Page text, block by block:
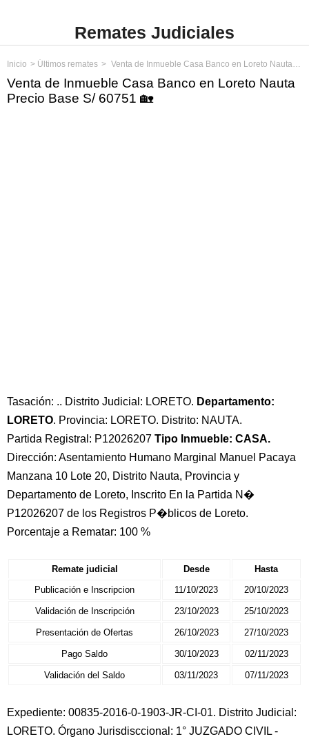
Remates Judiciales
Inicio Últimos remates Venta de Inmueble Casa Banco en Loreto Nauta Precio Base S/ 60751
Venta de Inmueble Casa Banco en Loreto Nauta
Precio Base S/ 60751 🏡
Tasación: .. Distrito Judicial: LORETO. Departamento:
LORETO. Provincia: LORETO. Distrito: NAUTA.
Partida Registral: P12026207 Tipo Inmueble: CASA.
Dirección: Asentamiento Humano Marginal Manuel Pacaya
Manzana 10 Lote 20, Distrito Nauta, Provincia y
Departamento de Loreto, Inscrito En la Partida N�
P12026207 de los Registros P�blicos de Loreto.
Porcentaje a Rematar: 100 %
Remate judicial Desde
Hasta
Publicación e Inscripcion
11/10/2023 20/10/2023
Validación de Inscripción 23/10/2023 25/10/2023
Presentación de Ofertas 26/10/2023 27/10/2023
Pago Saldo 30/10/2023 02/11/2023
Validación del Saldo 03/11/2023 07/11/2023
Expediente: 00835-2016-0-1903-JR-CI-01. Distrito Judicial:
LORETO. Órgano Jurisdisccional: 1° JUZGADO CIVIL -